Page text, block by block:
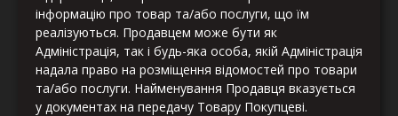
інформацію про товар та/або послуги, що їм
реалізуються. Продавцем може бути як
Адміністрація, так і будь-яка особа, якій Адміністрація
надала право на розміщення відомостей про товари
та/або послуги. Найменування Продавця вказується
у документах на передачу Товару Покупцеві.